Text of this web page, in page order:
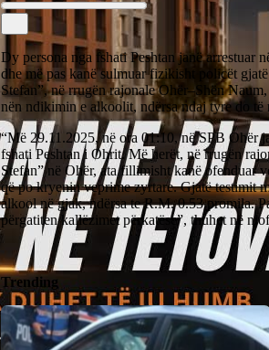
Dy persona nga fshati Peshtan janë arrestuar
dhe më pas kanë sulmuar fizikisht policët
Stefan”, në rrugën rajonale Ohër–Shën
nën ndikimin e alkoolit, ndërsa ndaj tyre do të
“Më 29.11.2025, në ora 01:10, në SPB
fshati Peshtan i Ohrit. Më herët, në rrugën
Stefan” në Ohër, ata fillimisht kanë ofenduar
që po kryenin veprime zyrtare. Gjatë testimit
alkool në gjak, ndërsa te R.M. 0.53 promila.
përgatiten kallëzimet përkatëse”, thuhet në
Trending